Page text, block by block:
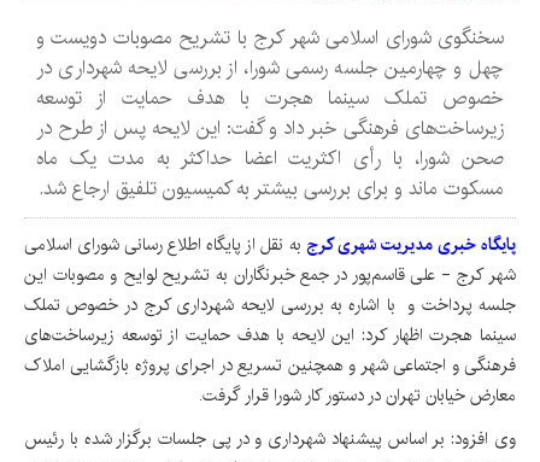
سخنگوی شورای اسلامی شهر کرج با تشریح مصوبات دویست و
چهل و چهارمین جلسه رسمی شورا، از بررسی لایحه شهرداری در
خصوص تملک سینما هجرت با هدف حمایت از توسعه
زیرساخت‌های فرهنگی خبر داد و گفت: این لایحه پس از طرح در
صحن شورا، با رأی اکثریت اعضا حداکثر به مدت یک ماه
مسکوت ماند و برای بررسی بیشتر به کمیسیون تلفیق ارجاع شد.
پایگاه خبری مدیریت شهری کرج به نقل از پایگاه اطلاع رسانی شورای اسلامی
شهر کرج - علی قاسم‌پور در جمع خبرنگاران به تشریح لوایح و مصوبات این
جلسه پرداخت و با اشاره به بررسی لایحه شهرداری کرج در خصوص تملک
سینما هجرت اظهار کرد: این لایحه با هدف حمایت از توسعه زیرساخت‌های
فرهنگی و اجتماعی شهر و همچنین تسریع در اجرای پروژه بازگشایی املاک
معارض خیابان تهران در دستور کار شورا قرار گرفت.
وی افزود: بر اساس پیشنهاد شهرداری و در پی جلسات برگزار شده با رئیس